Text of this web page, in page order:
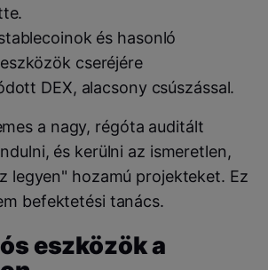
és hasonló
cseréjére
DEX, alacsony csúszással.
a nagy, régóta auditált
és kerülni az ismeretlen,
legyen" hozamú projekteket. Ez
befektetési tanács.
eszközök a